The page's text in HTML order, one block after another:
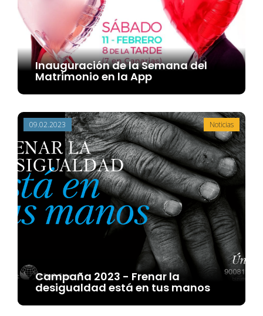
Inauguración de la Semana del
Matrimonio en la App
09.02.2023 Noticias
Campaña 2023 - Frenar la
desigualdad está en tus manos